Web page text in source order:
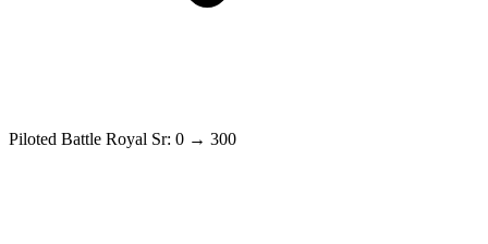
Piloted Battle Royal Sr: 0 → 300